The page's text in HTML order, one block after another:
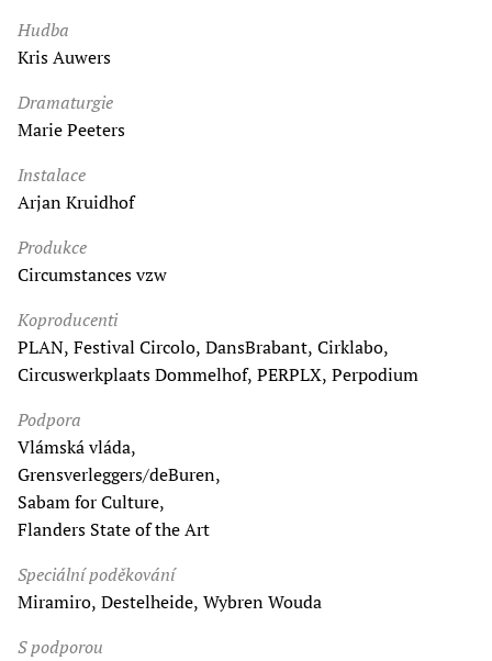
Hudba
Kris Auwers
Dramaturgie
Marie Peeters
Instalace
Arjan Kruidhof
Produkce
Circumstances vzw
Koproducenti
PLAN, Festival Circolo, DansBrabant, Cirklabo,
Circuswerkplaats Dommelhof, PERPLX, Perpodium
Podpora
Vlámská vláda,
Grensverleggers/deBuren,
Sabam for Culture,
Flanders State of the Art
Speciální poděkování
Miramiro, Destelheide, Wybren Wouda
S podporou